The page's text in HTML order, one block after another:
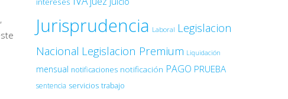
Jurisprudencia Laboral Legislacion
Nacional Legislacion Premium Liquidación
mensual notificaciones notificación PAGO PRUEBA
sentencia servicios trabajo